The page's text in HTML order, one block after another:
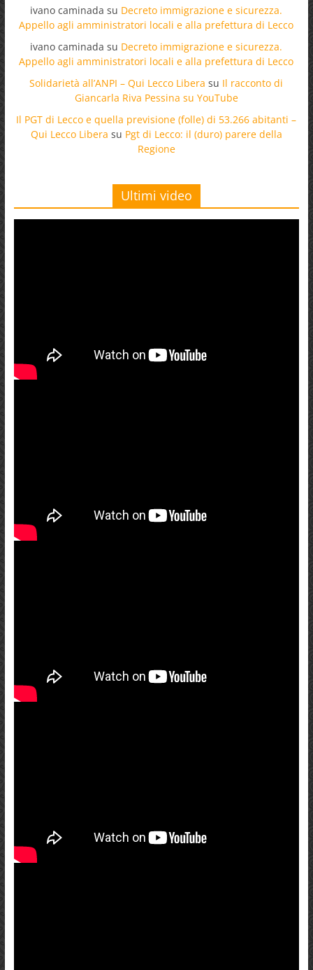
ivano caminada su Decreto immigrazione e sicurezza.
Appello agli amministratori locali e alla prefettura di Lecco
ivano caminada su Decreto immigrazione e sicurezza.
Appello agli amministratori locali e alla prefettura di Lecco
Solidarietà all’ANPI – Qui Lecco Libera su Il racconto di
Giancarla Riva Pessina su YouTube
Il PGT di Lecco e quella previsione (folle) di 53.266 abitanti –
Qui Lecco Libera su Pgt di Lecco: il (duro) parere della
Regione
Ultimi video